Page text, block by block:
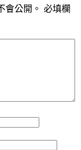
會公開。 必填欄